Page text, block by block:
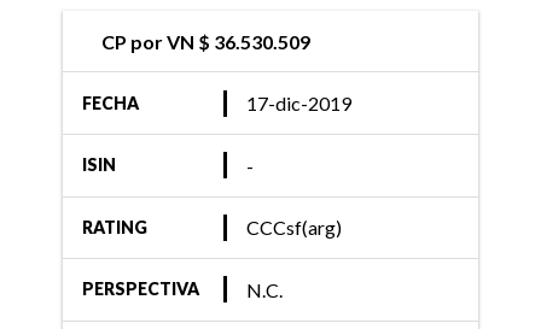
CP por VN $ 36.530.509
FECHA 17-dic-2019
ISIN -
RATING CCCsf(arg)
PERSPECTIVA N.C.